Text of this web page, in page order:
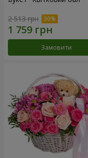
2 513 грн
Замовити